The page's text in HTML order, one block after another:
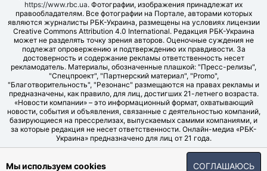
https://www.rbc.ua. Фотографии, изображения принадлежат их
правообладателям. Все фотографии на Портале, авторами которых
являются журналисты РБК-Украина, размещены на условиях лицензии
Creative Commons Attribution 4.0 International. Редакция РБК-Украина
может не разделять точку зрения авторов. Оценочные суждения не
подлежат опровержению и подтверждению их правдивости. За
достоверность и содержание рекламы ответственность несет
рекламодатель. Материалы, обозначенные плашкой: "Пресс-релизы",
"Спецпроект", "Партнерский материал", "Promo",
"Благотворительность", "Резонанс" размещаются на правах рекламы и
предназначены, как правило, для лиц, достигших 21-летнего возраста.
«Новости компании» – это информационный формат, охватывающий
новости, события и объявления, связанные с деятельностью компаний,
базирующиеся на прессрелизах, выпускаемых самими компаниями, и
за которые редакция не несет ответственности. Онлайн-медиа «РБК-
Украина» предназначено для лиц от 21 года.
© LLC "UBT MEDIA", 2006-2026.
Мы используем cookies СОГЛАШАЮСЬ